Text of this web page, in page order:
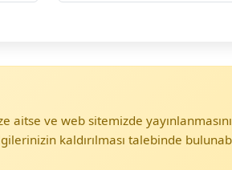
aitse ve web sitemizde
kaldırılması talebinde